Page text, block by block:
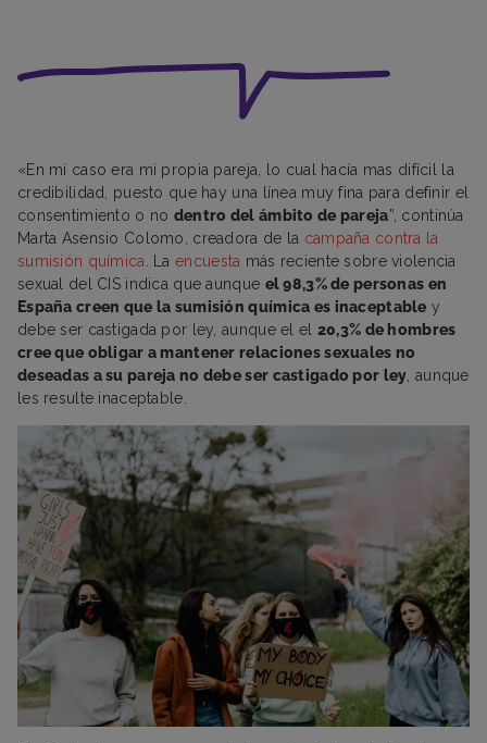
«En mi caso era mi propia pareja, lo cual hacía mas difícil la
credibilidad, puesto que hay una línea muy fina para definir el
consentimiento o no dentro del ámbito de pareja”, continúa
Marta Asensio Colomo, creadora de la campaña contra la
sumisión química
. Laencuesta más reciente sobre violencia
sexual del CIS indica que aunque el 98,3% de personas en
España creen que la sumisión química es inaceptable y
debe ser castigada por ley, aunque el el 20,3% de hombres
cree que obligar a mantener relaciones sexuales no
deseadas a su pareja no debe ser castigado por ley , aunque
les resulte inaceptable.